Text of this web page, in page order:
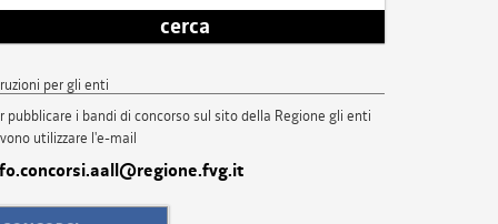
cerca
per gli enti
pubblicare i bandi di concorso sul sito della Regione gli enti
utilizzare l'e-mail